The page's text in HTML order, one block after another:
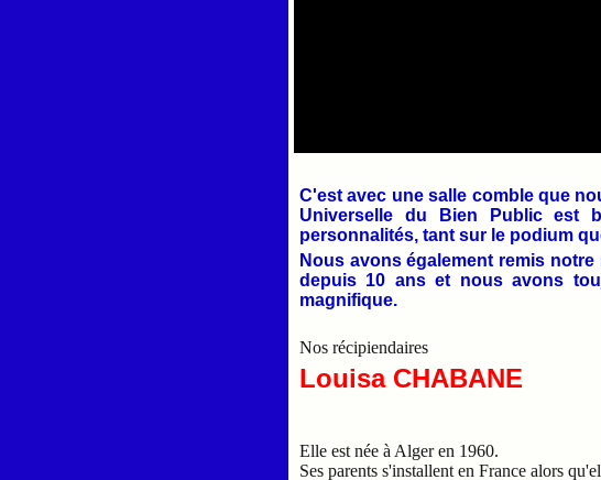
C'est avec une salle comble que
Universelle du Bien Public est
personnalités, tant sur le podium
Nous avons également remis notre
depuis 10 ans et nous avons
magnifique.
Nos récipiendaires
Louisa CHABANE
Elle est née à Alger en 1960.
Ses parents s'installent en France alors